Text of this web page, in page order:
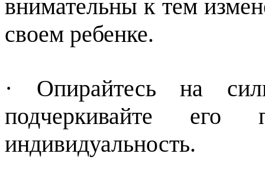
внимательны к тем
своем ребенке.
· Опирайтесь на
подчеркивайте его
индивидуальность.